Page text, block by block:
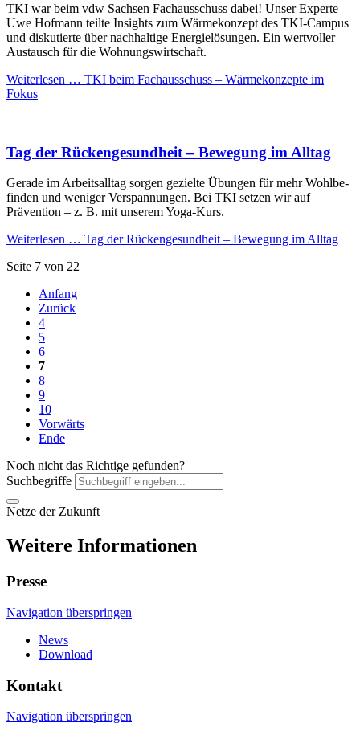
TKI war beim vdw Sachsen Fach­aus­schuss dabei! Unser Experte
Uwe Hofmann teilte Insights zum Wärme­konzept des TKI-Campus
und diskutierte über nach­haltige Energie­lösungen. Ein wert­voller
Aus­tausch für die Wohnungs­wirtschaft.
Weiterlesen … TKI beim Fach­ausschuss – Wärme­konzepte im
Fokus
Tag der Rücken­gesund­heit – Be­wegung im Alltag
Gerade im Arbeits­alltag sorgen ge­zielte Übungen für mehr Wohl­be­
finden und weniger Ver­spann­ungen. Bei TKI setzen wir auf
Prävention – z. B. mit unserem Yoga-Kurs.
Weiterlesen … Tag der Rücken­gesund­heit – Be­wegung im Alltag
Seite 7 von 22
Anfang
Zurück
4
5
6
7
8
9
10
Vorwärts
Ende
Noch nicht das Richtige gefunden?
Suchbegriffe
Netze der Zukunft
Weitere Informationen
Presse
Navigation überspringen
News
Download
Kontakt
Navigation überspringen